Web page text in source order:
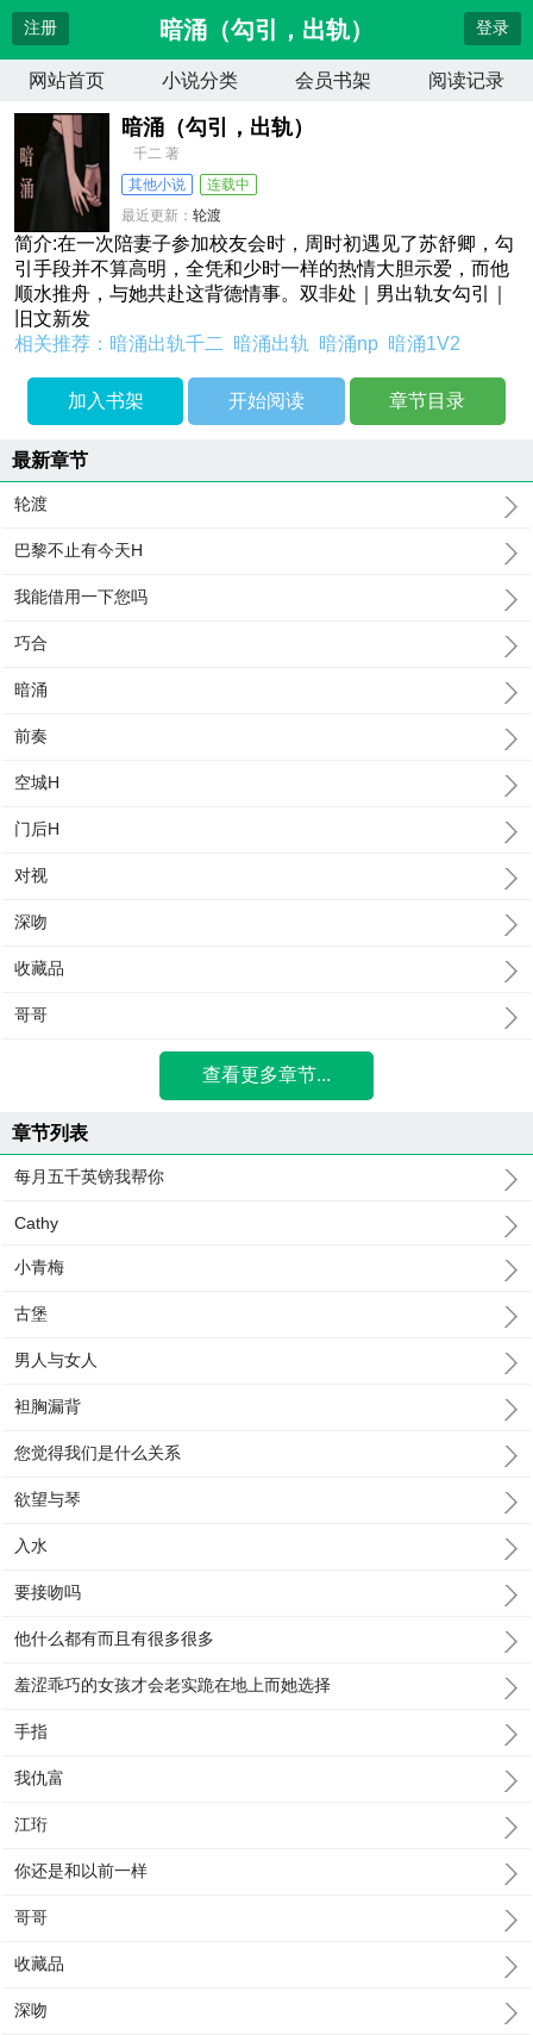
注册 暗涌（勾引，出轨） 登录
网站首页 小说分类 会员书架 阅读记录
暗涌（勾引，出轨）
千二 著
其他小说
连载中
最近更新：轮渡
更新时间：2026-07-08 19:02:12
简介:在一次陪妻子参加校友会时，周时初遇见了苏舒卿，勾
引手段并不算高明，全凭和少时一样的热情大胆示爱，而他
顺水推舟，与她共赴这背德情事。双非处｜男出轨女勾引｜
旧文新发
相关推荐： 暗涌出轨千二 暗涌出轨 暗涌np 暗涌1V2
加入书架 开始阅读 章节目录
最新章节
轮渡
巴黎不止有今天H
我能借用一下您吗
巧合
暗涌
前奏
空城H
门后H
对视
深吻
收藏品
哥哥
查看更多章节...
章节列表
每月五千英镑我帮你
Cathy
小青梅
古堡
男人与女人
袒胸漏背
您觉得我们是什么关系
欲望与琴
入水
要接吻吗
他什么都有而且有很多很多
羞涩乖巧的女孩才会老实跪在地上而她选择
手指
我仇富
江珩
你还是和以前一样
哥哥
收藏品
深吻